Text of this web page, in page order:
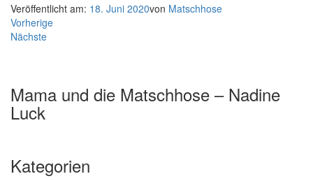
Veröffentlicht am: 18. Juni 2020von Matschhose
Vorherige
Nächste
Mama und die Matschhose – Nadine
Luck
Kategorien